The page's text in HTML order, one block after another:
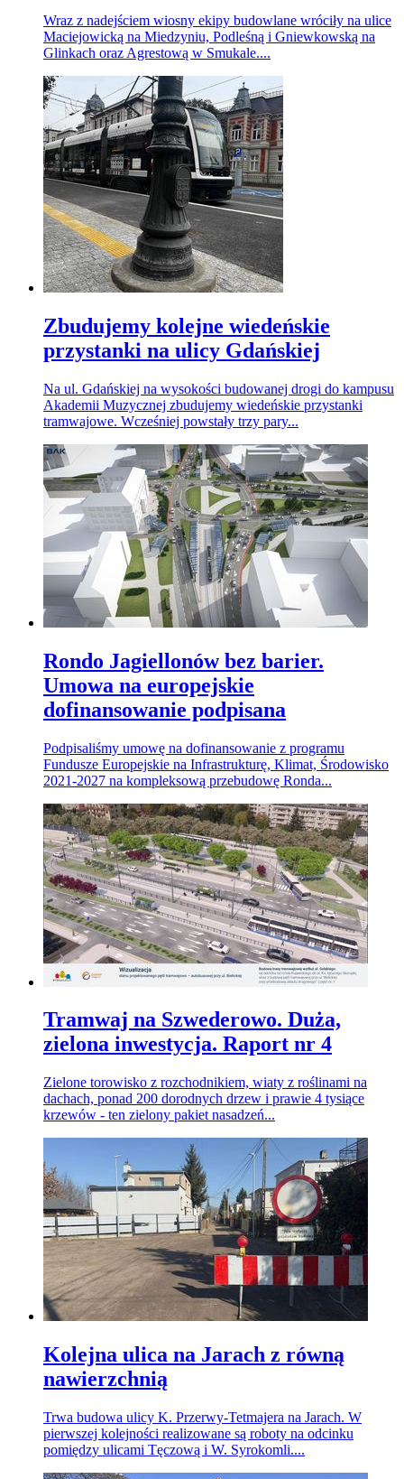
Wraz z nadejściem wiosny ekipy budowlane wróciły na ulice
Maciejowicką na Miedzyniu, Podleśną i Gniewkowską na
Glinkach oraz Agrestową w Smukale....
Zbudujemy kolejne wiedeńskie
przystanki na ulicy Gdańskiej
Na ul. Gdańskiej na wysokości budowanej drogi do kampusu
Akademii Muzycznej zbudujemy wiedeńskie przystanki
tramwajowe. Wcześniej powstały trzy pary...
Rondo Jagiellonów bez barier.
Umowa na europejskie
dofinansowanie podpisana
Podpisaliśmy umowę na dofinansowanie z programu
Fundusze Europejskie na Infrastrukturę, Klimat, Środowisko
2021-2027 na kompleksową przebudowę Ronda...
Tramwaj na Szwederowo. Duża,
zielona inwestycja. Raport nr 4
Zielone torowisko z rozchodnikiem, wiaty z roślinami na
dachach, ponad 200 dorodnych drzew i prawie 4 tysiące
krzewów - ten zielony pakiet nasadzeń...
Kolejna ulica na Jarach z równą
nawierzchnią
Trwa budowa ulicy K. Przerwy-Tetmajera na Jarach. W
pierwszej kolejności realizowane są roboty na odcinku
pomiędzy ulicami Tęczową i W. Syrokomli....